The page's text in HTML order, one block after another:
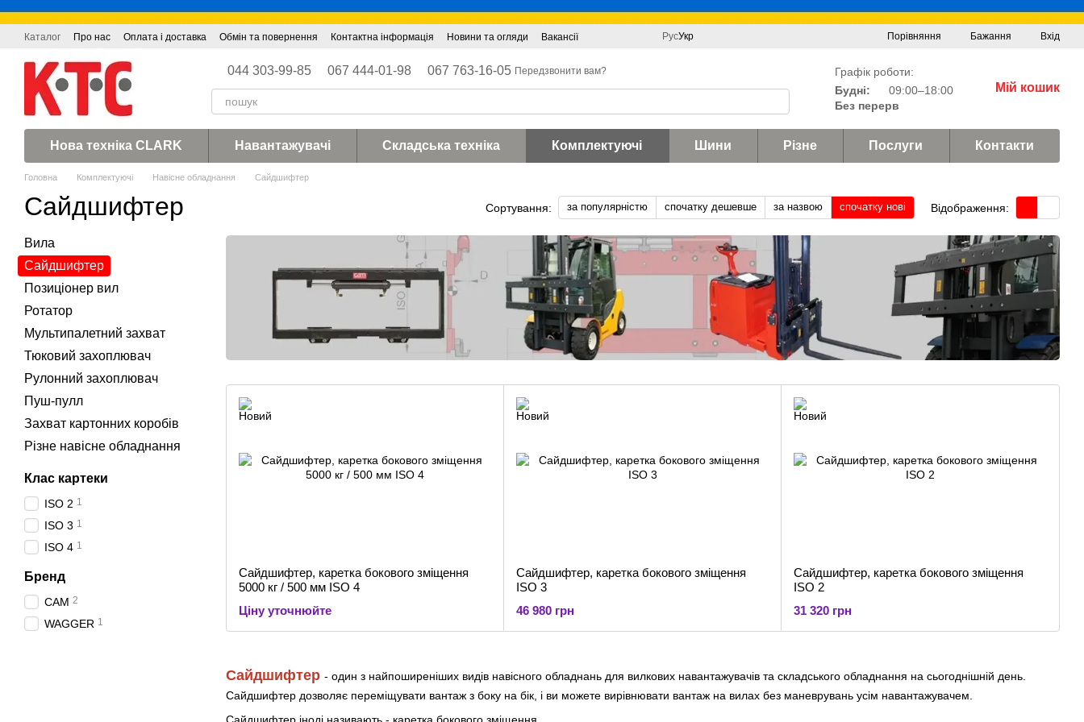
Перейти до основного контенту
Каталог Про нас Оплата і доставка Обмін та повернення Контактна інформація Новини та огляди Вакансії РусУкр Порівняння Бажання Вхід
044 303-99-85 067 444-01-98 067 763-16-05 Передзвонити вам?
Графік роботи:
Будні:
09:00–18:00
Без перерв
Мій кошик
Нова техніка CLARK Навантажувачі Складська техніка Комплектуючі Шини Різне Послуги Контакти
Головна Комплектуючі Навісне обладнання Сайдшифтер
Сайдшифтер Сортування: за популярністю спочатку дешевше за назвою спочатку нові Відображення:
Сайдшифтер - один з найпоширеніших видів навісного обладнань для вилкових навантажувачів та складського обладнання на сьогоднішній день.
Сайдшифтер дозволяє переміщувати вантаж з боку на бік, і ви можете вирівнювати вантаж на вилах без маневрувань усім навантажувачем.
Сайдшифтер, каретка бокового зміщення
5000 кг / 500 мм ISO 4
Ціну уточнюйте
Сайдшифтер, каретка бокового зміщення
ISO 3
46 980 грн
Сайдшифтер, каретка бокового зміщення
ISO 2
31 320 грн
Вила
Сайдшифтер
Позиціонер вил
Ротатор
Мультипалетний захват
Тюковий захоплювач
Рулонний захоплювач
Пуш-пулл
Захват картонних коробів
Різне навісне обладнання
Клас картеки
ISO 2 1
ISO 3 1
ISO 4 1
Бренд
CAM 2
WAGGER 1